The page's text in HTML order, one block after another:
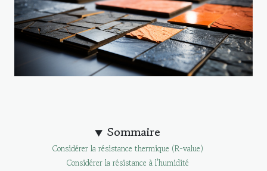
Sommaire
Considérer la résistance thermique (R-value)
Considérer la résistance à l'humidité